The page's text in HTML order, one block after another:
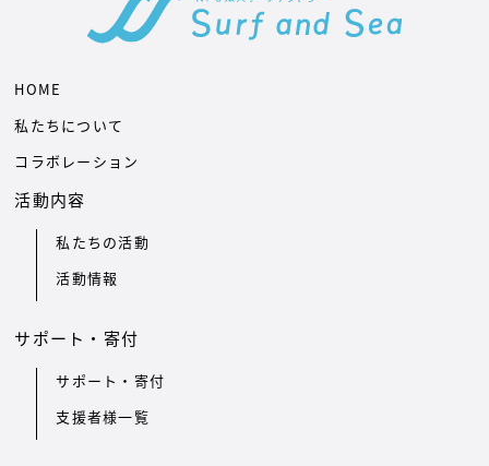
HOME
私たちについて
コラボレーション
活動内容
私たちの活動
活動情報
サポート・寄付
サポート・寄付
支援者様一覧